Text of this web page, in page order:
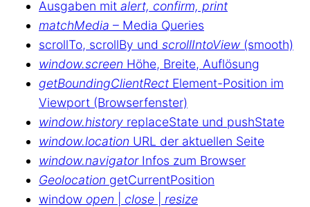
Ausgaben mit alert, confirm, print
matchMedia – Media Queries
scrollTo, scrollBy und scrollIntoView (smooth)
window.screen Höhe, Breite, Auflösung
getBoundingClientRect Element-Position im
Viewport (Browserfenster)
window.history replaceState und pushState
window.location URL der aktuellen Seite
window.navigatorInfos zum Browser
Geolocation getCurrentPosition
window open close
resize